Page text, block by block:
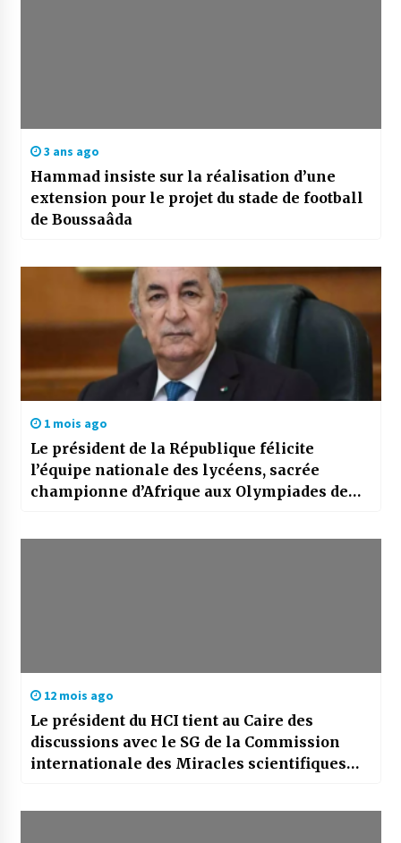
3 ans ago
Hammad insiste sur la réalisation d’une
extension pour le projet du stade de football
de Boussaâda
1 mois ago
Le président de la République félicite
l’équipe nationale des lycéens, sacrée
championne d’Afrique aux Olympiades de
12 mois ago
Le président du HCI tient au Caire des
discussions avec le SG de la Commission
internationale des Miracles scientifiques